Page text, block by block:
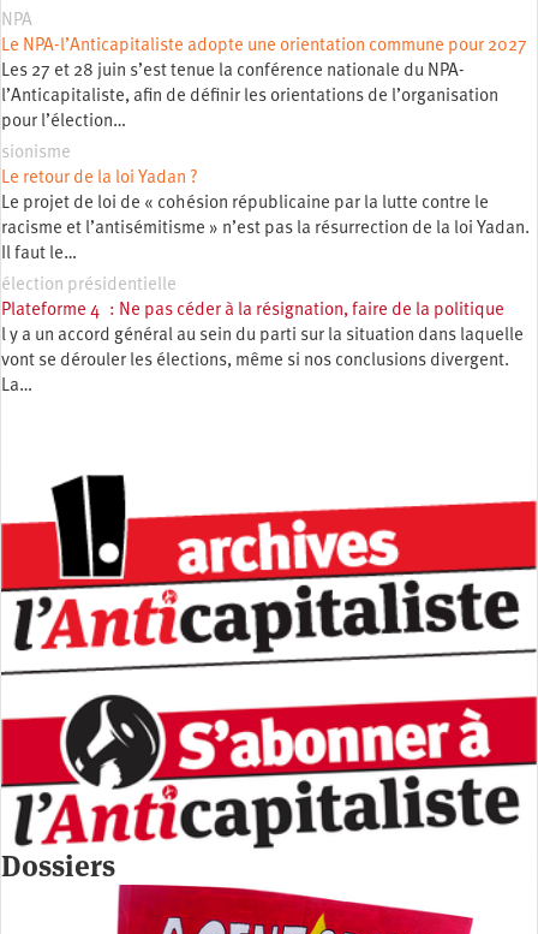
NPA
Le NPA-l’Anticapitaliste adopte une orientation commune pour 2027
Les 27 et 28 juin s’est tenue la conférence nationale du NPA-
l’Anticapitaliste, afin de définir les orientations de l’organisation
pour l’élection…
sionisme
Le retour de la loi Yadan ?
Le projet de loi de « cohésion républicaine par la lutte contre le
racisme et l’antisémitisme » n’est pas la résurrection de la loi Yadan.
Il faut le…
élection présidentielle
Plateforme 4 : Ne pas céder à la résignation, faire de la politique
l y a un accord général au sein du parti sur la situation dans laquelle
vont se dérouler les élections, même si nos conclusions divergent.
La…
Dossiers